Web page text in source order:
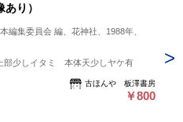
り）
編集委員会 編、花神社、1988年、
少しイタミ 本体天少しヤケ有
古ほんや 板澤書房
￥800